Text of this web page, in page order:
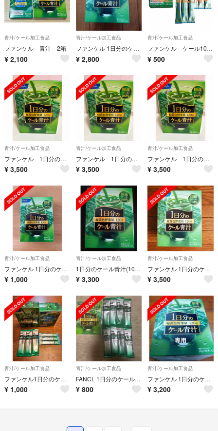
青汁/ケール加工食品
ファンケル 青汁 2箱
¥ 2,100
青汁/ケール加工食品
ファンケル 1日分のケール青汁(10g*30本入)
¥ 2,800
青汁/ケール加工食品
ファンケル ケール100%青汁
¥ 500
青汁/ケール加工食品
ファンケル 1日分のケール青汁 30本入り
¥ 3,500
青汁/ケール加工食品
ファンケル 1日分のケール青汁 30本入り
¥ 3,500
青汁/ケール加工食品
ファンケル 1日分のケール青汁 30本入り
¥ 3,500
青汁/ケール加工食品
ファンケル 1日分のケール青汁 10本分 10本
¥ 1,000
青汁/ケール加工食品
1日分のケール青汁(10g*30本入)
¥ 3,300
青汁/ケール加工食品
ファンケル 1日分のケール青汁 30本
¥ 3,500
青汁/ケール加工食品
ファンケル1日分のケール青汁3本・野菜と乳酸菌とビフィズス菌がとれる青汁3本
¥ 1,000
青汁/ケール加工食品
FANCL 1日分のケール青汁
¥ 800
青汁/ケール加工食品
ファンケル 1日分のケール青汁(10g*30本入)
¥ 3,200